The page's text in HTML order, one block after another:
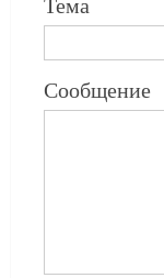
Тема
Сообщение